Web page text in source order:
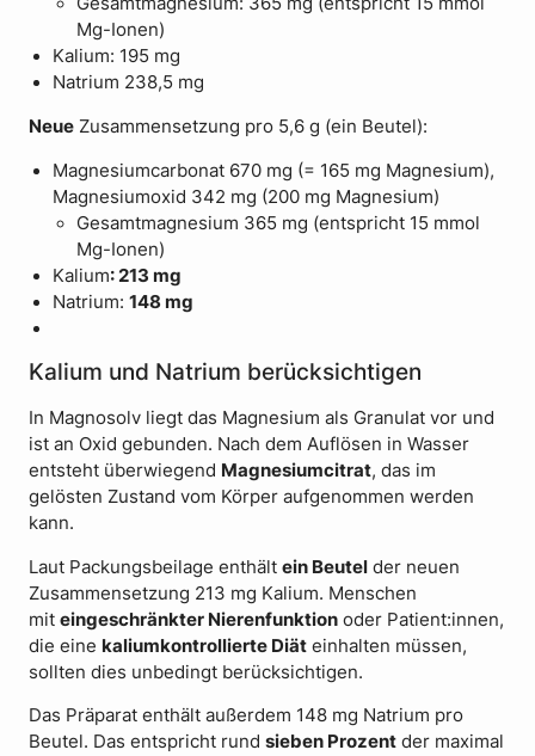
Mg-Ionen)
Kalium: 195 mg
Natrium 238,5 mg
Neue Zusammensetzung pro 5,6 g (ein Beutel):
Magnesiumcarbonat 670 mg (= 165 mg Magnesium),
Magnesiumoxid 342 mg (200 mg Magnesium)
Gesamtmagnesium 365 mg (entspricht 15 mmol
Mg-Ionen)
Kalium: 213 mg
Natrium: 148 mg
Kalium und Natrium berücksichtigen
In Magnosolv liegt das Magnesium als Granulat vor und
ist an Oxid gebunden. Nach dem Auflösen in Wasser
entsteht überwiegend Magnesiumcitrat, das im
gelösten Zustand vom Körper aufgenommen werden
kann.
Laut Packungsbeilage enthält ein Beutel der neuen
Zusammensetzung 213 mg Kalium. Menschen
mit eingeschränkter Nierenfunktion oder Patient:innen,
die eine kaliumkontrollierte Diät einhalten müssen,
sollten dies unbedingt berücksichtigen.
Das Präparat enthält außerdem 148 mg Natrium pro
Beutel. Das entspricht rund sieben Prozent der maximal